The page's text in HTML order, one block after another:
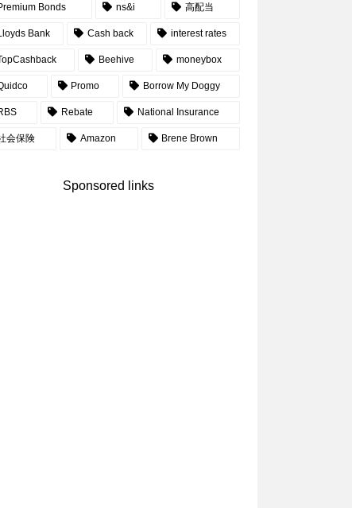
Bonds ns&i 高配当
Bank Cash back interest rates
Beehive moneybox
Promo Borrow My Doggy
Rebate National Insurance
会保険 Amazon Brene Brown
Sponsored links